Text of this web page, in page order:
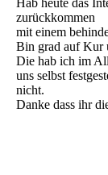
Hab heute das
zurückkommen
mit einem
Bin grad auf Kur
Die hab ich im
uns selbst
nicht.
Danke dass ihr